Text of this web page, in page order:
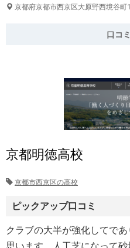
京都府京都市西京区大原野西境谷
口コ
京都明徳高校
京都市西京区の高校
ピックアップ口コミ
クラブの大半が強化してで